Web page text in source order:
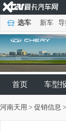
选车 新车 导
首页 车型
河南天用 > 促销信息 >